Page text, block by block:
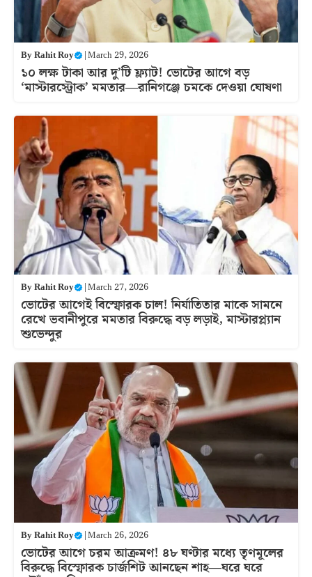
ByRahit Roy |March 29, 2026
১০ লক্ষ টাকা আর দু’টি ফ্ল্যাট! ভোটের আগে বড়
‘মাস্টারস্ট্রোক’ মমতার—রানিগঞ্জে চমকে দেওয়া ঘোষণা
ByRahit Roy |March 27, 2026
ভোটের আগেই বিস্ফোরক চাল! নির্যাতিতার মাকে সামনে
রেখে ভবানীপুরে মমতার বিরুদ্ধে বড় লড়াই, মাস্টারপ্ল্যান
শুভেন্দুর
ByRahit Roy |March 26, 2026
ভোটের আগে চরম আক্রমণ! ৪৮ ঘণ্টার মধ্যে তৃণমূলের
বিরুদ্ধে বিস্ফোরক চার্জশিট আনছেন শাহ—ঘরে ঘরে